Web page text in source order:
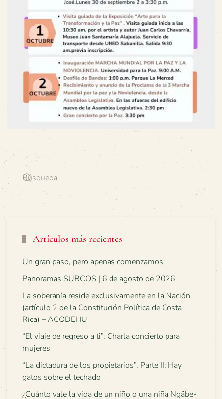
Artículos más recientes
Un gran paso, pero apenas comenzamos
Panoramas SURCOS | 6 de agosto de 2026
La soberanía reside exclusivamente en la Nación
(artículo 2 de la Constitución Política de Costa
Rica) – ACODEHU
“El viaje de regreso a ti”. Charla concierto para
mujeres
“La dictadura de los propietarios”. Parte II: Hay
gatos sobre el techado
¿Cuánto vale la vida de un niño o una niña Ngäbe-